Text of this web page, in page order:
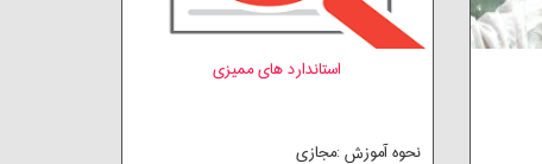
استاندارد های ممیزی
نحوه آموزش :مجازی